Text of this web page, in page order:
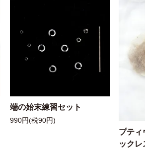
端の始末練習セット
990円(税90円)
プティ
ックレ